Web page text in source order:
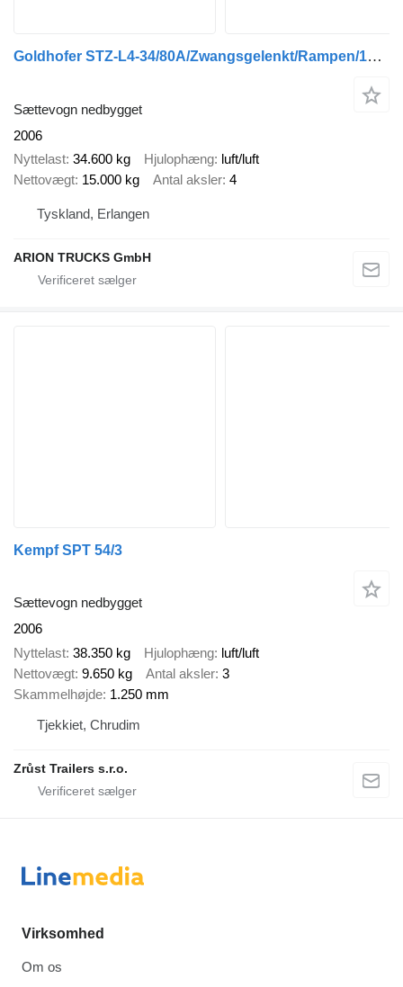
Goldhofer STZ-L4-34/80A/Zwangsgelenkt/Rampen/15,5m/49600kg
Sættevogn nedbygget
2006
Nyttelast 34.600 kg Hjulophæng luft/luft
Nettovægt 15.000 kg Antal aksler 4
Tyskland, Erlangen
ARION TRUCKS GmbH
Kempf SPT 54/3
Sættevogn nedbygget
2006
Nyttelast 38.350 kg Hjulophæng luft/luft
Nettovægt 9.650 kg Antal aksler 3
Skammelhøjde 1.250 mm
Tjekkiet, Chrudim
Zrůst Trailers s.r.o.
Virksomhed
Om os